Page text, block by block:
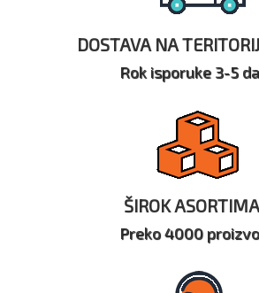
DOSTAVA NA
Rok isporuke 3-5
ŠIROK
Preko 4000